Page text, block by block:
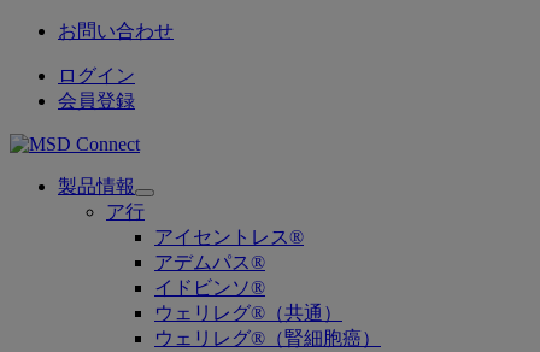
お問い合わせ
ログイン
会員登録
製品情報
Open
submenu
ア行
アイセントレス®
アデムパス®
イドビンソ®
ウェリレグ®（共通）
ウェリレグ®（腎細胞癌）